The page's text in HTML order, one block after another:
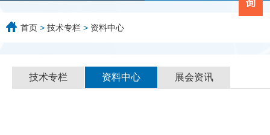
首页 > 技术专栏 > 资料中心
技术专栏 资料中心 展会资讯